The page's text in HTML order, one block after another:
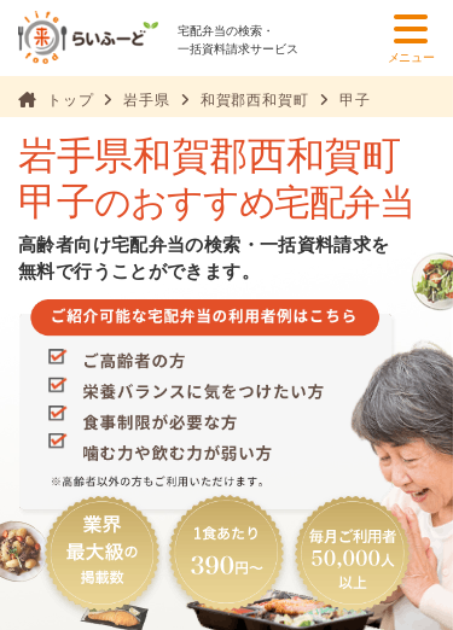
宅配弁当の検索・
一括資料請求サービス
メニュー
トップ 岩手県 和賀郡西和賀町 甲子
岩手県和賀郡西和賀町
甲子のおすすめ宅配弁当
高齢者向け宅配弁当の検索・一括資料請求を
無料で行うことができます。